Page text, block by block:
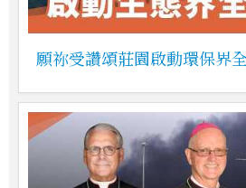
願祢受讚頌莊園啟動環保界